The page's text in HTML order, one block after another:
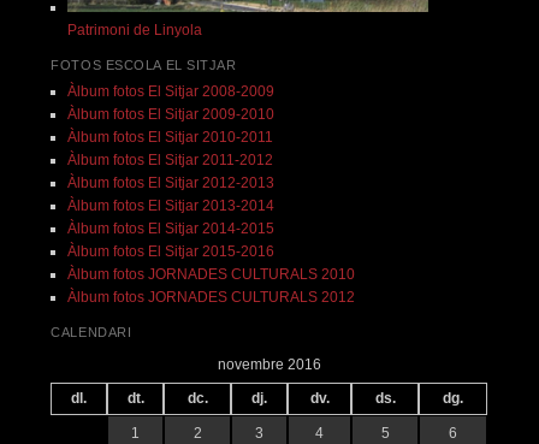
Patrimoni de Linyola
FOTOS ESCOLA EL SITJAR
Àlbum fotos El Sitjar 2008-2009
Àlbum fotos El Sitjar 2009-2010
Àlbum fotos El Sitjar 2010-2011
Àlbum fotos El Sitjar 2011-2012
Àlbum fotos El Sitjar 2012-2013
Àlbum fotos El Sitjar 2013-2014
Àlbum fotos El Sitjar 2014-2015
Àlbum fotos El Sitjar 2015-2016
Àlbum fotos JORNADES CULTURALS 2010
Àlbum fotos JORNADES CULTURALS 2012
CALENDARI
novembre 2016
dl. dt. dc. dj. dv. ds. dg.
1 2 3 4 5 6